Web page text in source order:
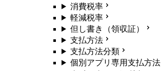
消費税率
軽減税率
但し書き（領収証）
支払方法
支払方法分類
個別アプリ専用支払方法